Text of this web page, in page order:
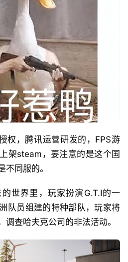
权，腾讯运营研发的，FPS游
架steam，要注意的是这个国
不同服的。
世界里，玩家扮演G.T.I的一
队员组建的特种部队，玩家将
查哈夫克公司的非法活动。